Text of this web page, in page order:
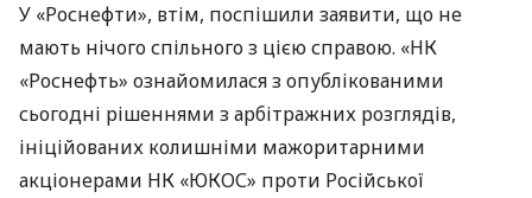
У «Роснефти», втім, поспішили заявити, що не
мають нічого спільного з цією справою. «НК
«Роснефть» ознайомилася з опублікованими
сьогодні рішеннями з арбітражних розглядів,
ініційованих колишніми мажоритарними
акціонерами НК «ЮКОС» проти Російської